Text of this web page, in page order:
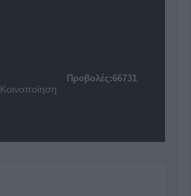
Προβολές:66731
Κοινοποίηση